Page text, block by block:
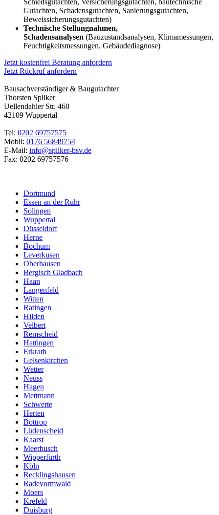
Schiedsgutachten, Versicherungsgutachten, bautechnische
Gutachten, Schadensgutachten, Sanierungsgutachten,
Beweissicherungsgutachten)
Technische Stellungnahmen,
Schadensanalysen (Bauzustandsanalysen, Klimamessungen,
Feuchtigkeitsmessungen, Gebäudediagnose)
Jetzt kostenfrei Beratung anfordern
Jetzt Rückruf anfordern
Bausachverständiger & Baugutachter
Thorsten Spilker
Uellendahler Str. 460
42109 Wuppertal
Tel: 0202 69757575
Mobil: 0176 56849754
E-Mail: info@spilker-bsv.de
Fax: 0202 69757576
Dortmund
Essen an der Ruhr
Solingen
Wuppertal
Düsseldorf
Herne
Bochum
Leverkusen
Oberhausen
Bergisch Gladbach
Haan
Langenfeld
Witten
Ratingen
Hilden
Velbert
Remscheid
Hattingen
Erkrath
Gelsenkirchen
Wetter
Neuss
Hagen
Mettmann
Schwerte
Herten
Bottrop
Lüdenscheid
Kaarst
Meerbusch
Wipperfürth
Köln
Recklingshausen
Radevormwald
Moers
Krefeld
Duisburg